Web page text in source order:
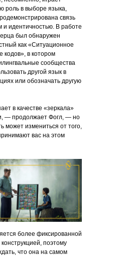
роль в выборе языка,
связь
и идентичностью. В работе
был обнаружен
как «Ситуационное
кодов», в котором
сообщества
другой язык в
или обозначать другую
в качестве «зеркала»
— продолжает Фогл, — но
может измениться от того,
вас на этом
более фиксированной
поэтому
что она на самом